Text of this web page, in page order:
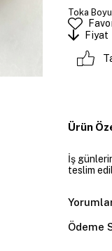
Toka
Fiyat
Ürün
İş
teslim
Ödeme